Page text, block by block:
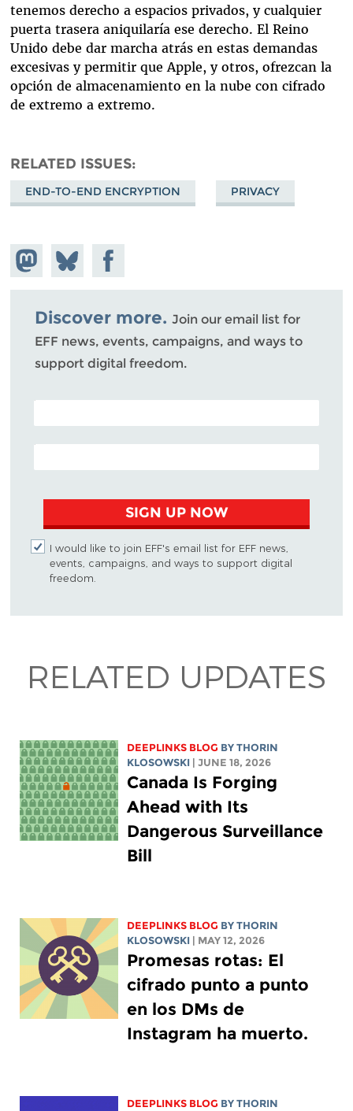
tenemos derecho a espacios privados, y cualquier
puerta trasera aniquilaría ese derecho. El Reino
Unido debe dar marcha atrás en estas demandas
excesivas y permitir que Apple, y otros, ofrezcan la
opción de almacenamiento en la nube con cifrado
de extremo a extremo.
RELATED ISSUES
END-TO-END ENCRYPTION PRIVACY
Share on
Mastodon
Share
on
Bluesky
Share on
Facebook
Discover more. Join our email list for
EFF news, events, campaigns, and ways to
support digital freedom.
POSTAL CODE (OPTIONAL)
EMAIL ADDRESS
SIGN UP NOW
I would like to join EFF's email list for EFF news,
events, campaigns, and ways to support digital
freedom.
RELATED UPDATES
DEEPLINKS BLOG BYTHORIN
KLOSOWSKI
| JUNE 18, 2026
Canada Is Forging
Ahead with Its
Dangerous Surveillance
Bill
DEEPLINKS BLOG BYTHORIN
KLOSOWSKI
| MAY 12, 2026
Promesas rotas: El
cifrado punto a punto
en los DMs de
Instagram ha muerto.
DEEPLINKS BLOG BYTHORIN